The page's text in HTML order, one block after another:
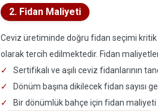
2. Fidan Maliyeti
Ceviz üretiminde doğru fidan seçimi kritik
olarak tercih edilmektedir. Fidan
Sertifikalı ve aşılı ceviz fidanlarının
Dönüm başına dikilecek fidan sayısı
Bir dönümlük bahçe için fidan maliyeti